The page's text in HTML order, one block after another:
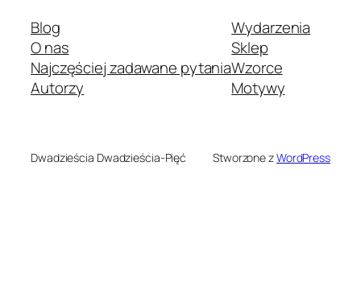
Blog
O nas
Najczęściej zadawane pytania
Autorzy
Wydarzenia
Sklep
Wzorce
Motywy
Dwadzieścia Dwadzieścia-Pięć Stworzone zWordPress